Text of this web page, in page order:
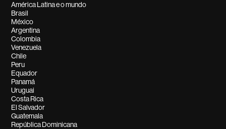
América Latina e o mundo
Brasil
México
Argentina
Colombia
Venezuela
Chile
Peru
Equador
Panamá
Uruguai
Costa Rica
El Salvador
Guatemala
República Dominicana